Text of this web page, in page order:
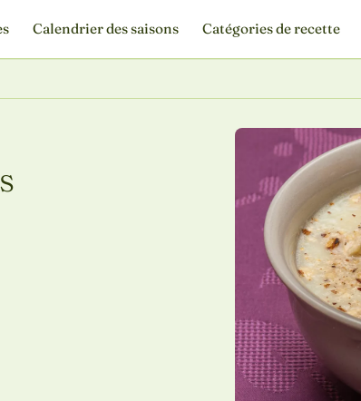
Calendrier des saisons Catégories de recette